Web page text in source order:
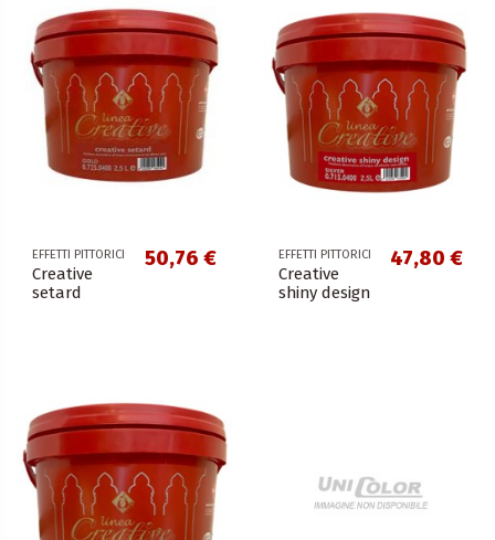
EFFETTI PITTORICI
Creative
setard
50,76 € EFFETTI PITTORICI
Creative
shiny design
47,80 €